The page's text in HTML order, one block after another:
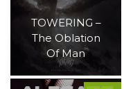
TOWERING –
The Oblation
Of Man